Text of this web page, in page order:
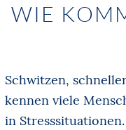
WIE
Schwitzen,
kennen viele
in